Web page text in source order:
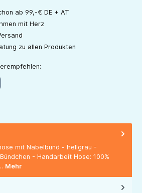
ab 99,-€ DE + AT
mit Herz
zu allen Produkten
mit Nabelbund - hellgrau -
- Handarbeit Hose: 100%
Mehr